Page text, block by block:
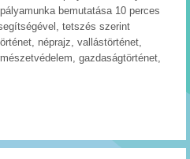
bemutatása 10 perces
tetszés szerint
néprajz, vallástörténet,
gazdaságtörténet,